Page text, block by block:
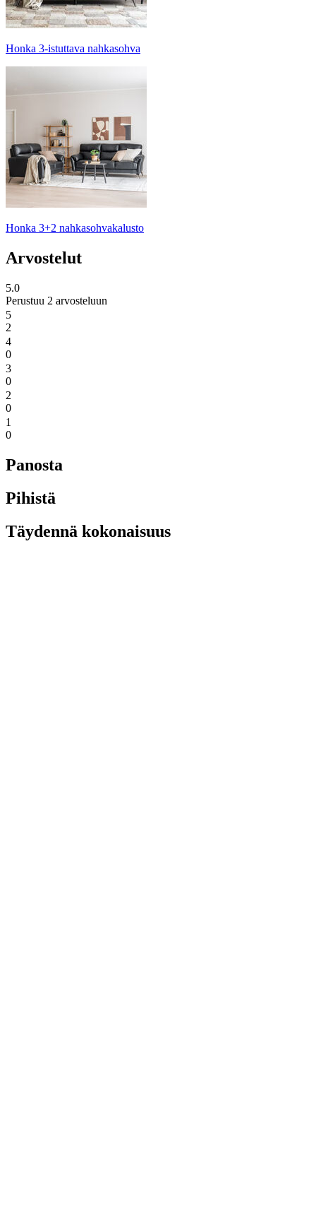
Honka 3-istuttava nahkasohva
Honka 3+2 nahkasohvakalusto
Arvostelut
5.0
Perustuu 2 arvosteluun
5
2
4
0
3
0
2
0
1
0
Panosta
Pihistä
Täydennä kokonaisuus